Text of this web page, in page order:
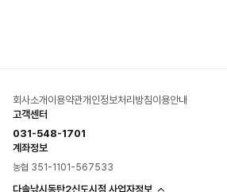
회사소개 이용약관개인정보처리방침이용안내
다솔낚시동탄2신도시점 사업자정보
고객센터
031-548-1701
계좌정보
농협 351-1101-567533